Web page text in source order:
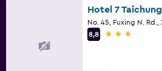
Hotel 7 Taichung
8,8
3 estrellas